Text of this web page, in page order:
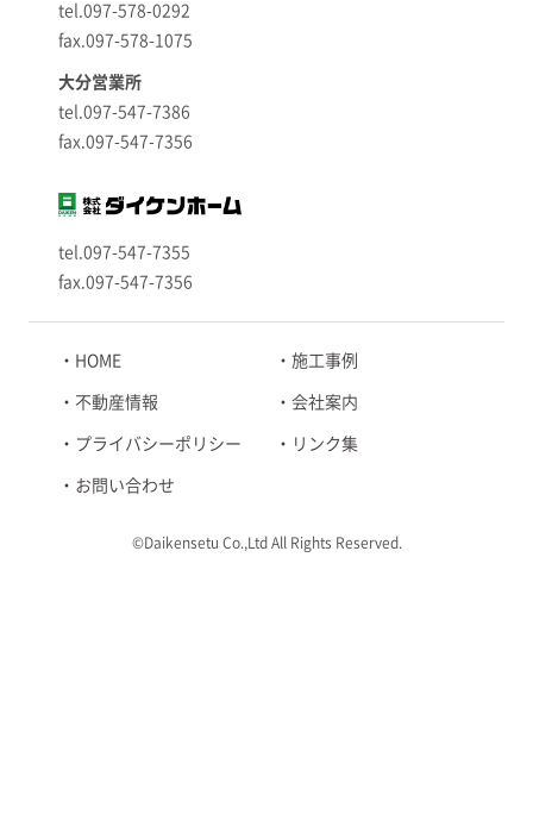
tel.097-578-0292
fax.097-578-1075
大分営業所
tel.097-547-7386
fax.097-547-7356
tel.097-547-7355
fax.097-547-7356
HOME 施工事例
不動産情報 会社案内
プライバシーポリシー リンク集
お問い合わせ
©Daikensetu Co.,Ltd All Rights Reserved.